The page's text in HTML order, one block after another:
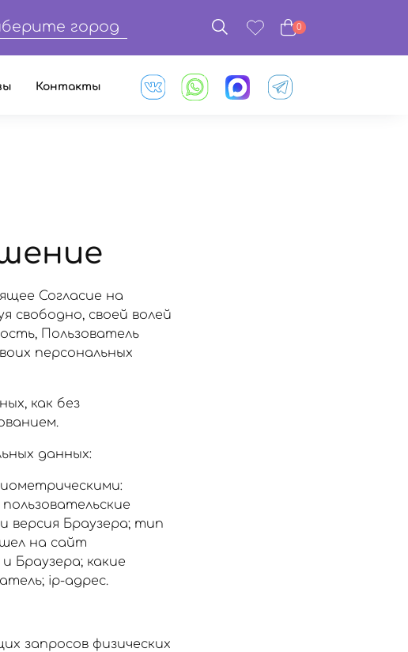
город 0
Контакты
Согласие на
свободно, своей волей
Пользователь
персональных
как без
данных:
версия Браузера; тип
на сайт
Браузера; какие
ip-адрес.
запросов физических